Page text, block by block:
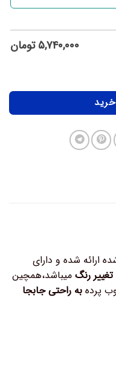
۵,۷۴۰,۰۰۰ تومان
ارائه شده و دارای
رنگ میباشد،همچین
پرده به راحتی جابجا